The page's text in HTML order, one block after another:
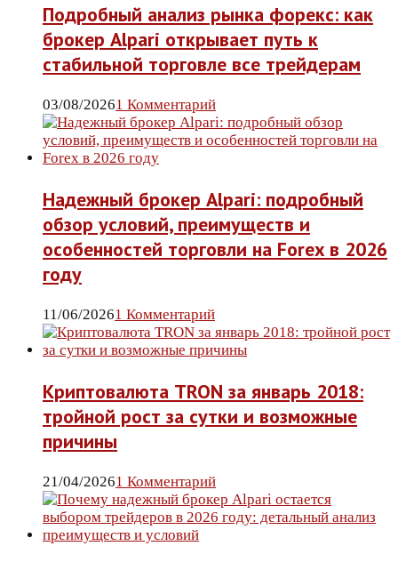
Подробный анализ рынка форекс: как
брокер Alpari открывает путь к
стабильной торговле все трейдерам
03/08/20261 Комментарий
Надежный брокер Alpari: подробный
обзор условий, преимуществ и
особенностей торговли на Forex в 2026
году
11/06/20261 Комментарий
Криптовалюта TRON за январь 2018:
тройной рост за сутки и возможные
причины
21/04/20261 Комментарий